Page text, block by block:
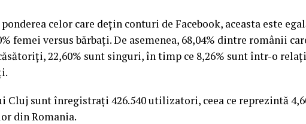
celor care dețin conturi de Facebook, aceasta este
femei versus bărbați. De asemenea, 68,04% dintre românii
22,60% sunt singuri, în timp ce 8,26% sunt într-o
Cluj sunt înregistrați 426.540 utilizatori, ceea ce reprezintă
din Romania.